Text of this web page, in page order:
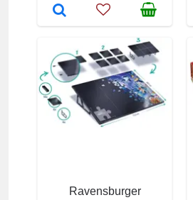
Ravensburger